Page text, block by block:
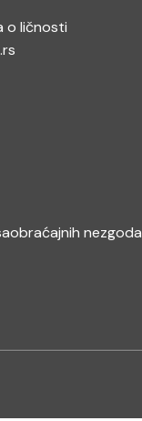
o ličnosti
nezgoda